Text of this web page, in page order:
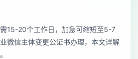
15-20个工作日，加急可缩短至5-7
微信主体变更公证书办理，本文详解